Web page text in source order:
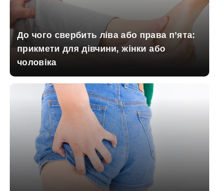
До чого свербить ліва або права п’ята:
прикмети для дівчини, жінки або
чоловіка